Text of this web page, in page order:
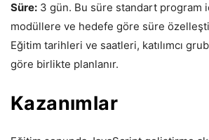
Süre: 3 gün. Bu süre standart program
modüllere ve hedefe göre süre
Eğitim tarihleri ve saatleri, katılımcı
göre birlikte planlanır.
Kazanımlar